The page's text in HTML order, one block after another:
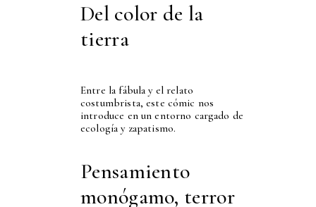
Del color de la
tierra
Entre la fábula y el relato
costumbrista, este cómic nos
introduce en un entorno cargado de
ecología y zapatismo.
Pensamiento
monógamo, terror